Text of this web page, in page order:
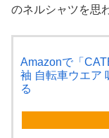
のネルシャツを思
Amazonで「
袖 自転車ウエア
る